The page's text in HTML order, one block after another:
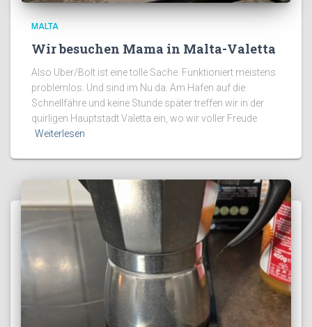
MALTA
Wir besuchen Mama in Malta-Valetta
Also Uber/Bolt ist eine tolle Sache. Funktioniert meistens
problemlos. Und sind im Nu da. Am Hafen auf die
Schnellfähre und keine Stunde später treffen wir in der
quirligen Hauptstadt Valetta ein, wo wir voller Freude
Weiterlesen